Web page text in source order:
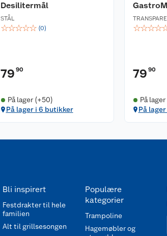
Desilitermål
STÅL
☆☆☆☆☆ (0)
79 90
På lager (+50)
På lager i 6 butikker
☆☆☆☆
79 90
På
På
Bli inspirert
Festdrakter til hele
familien
Alt til grillsesongen
Populære
kategorier
Trampoline
Hagemøbler og